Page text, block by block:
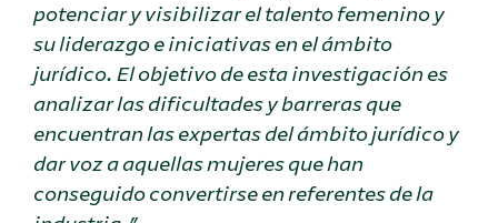
potenciar y visibilizar el talento femenino y
su liderazgo e iniciativas en el ámbito
jurídico. El objetivo de esta investigación es
analizar las dificultades y barreras que
encuentran las expertas del ámbito jurídico y
dar voz a aquellas mujeres que han
conseguido convertirse en referentes de la